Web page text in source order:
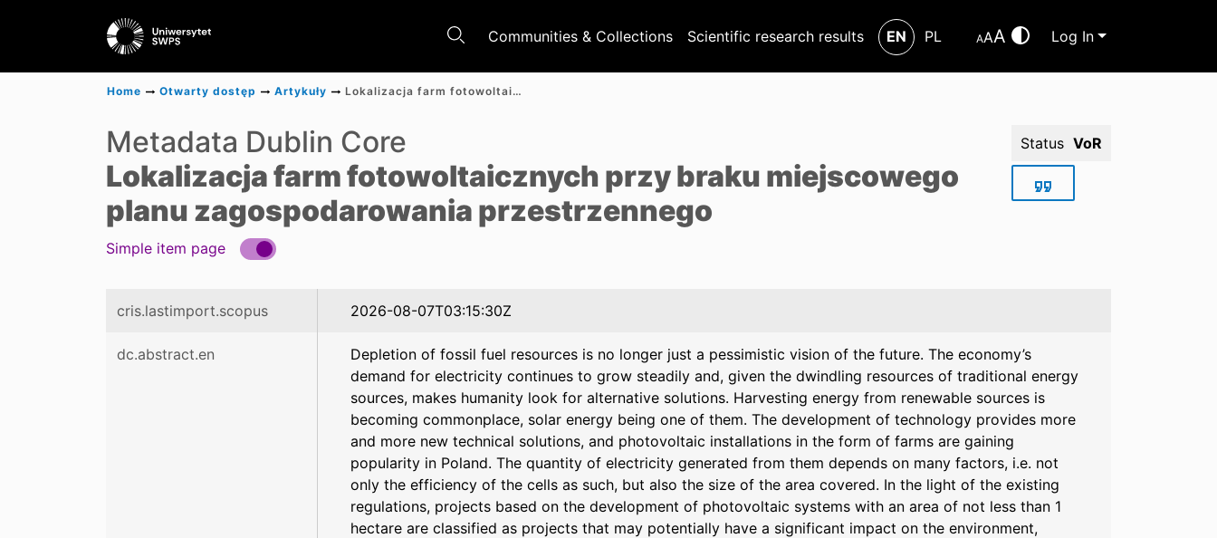
Communities & Collections Scientific research results EN PL AAA Log In
Home Otwarty dostęp Artykuły Lokalizacja farm fotowoltaicznych przy braku miejscowego planu zagospodarowania przestrzennego
Metadata Dublin Core
Lokalizacja farm fotowoltaicznych przy braku miejscowego
planu zagospodarowania przestrzennego
Status VoR
Simple item page
cris.lastimport.scopus 2026-08-07T03:15:30Z
dc.abstract.en
Depletion of fossil fuel resources is no longer just a pessimistic vision of the future. The economy’s
demand for electricity continues to grow steadily and, given the dwindling resources of traditional energy
sources, makes humanity look for alternative solutions. Harvesting energy from renewable sources is
becoming commonplace, solar energy being one of them. The development of technology provides more
and more new technical solutions, and photovoltaic installations in the form of farms are gaining
popularity in Poland. The quantity of electricity generated from them depends on many factors, i.e. not
only the efficiency of the cells as such, but also the size of the area covered. In the light of the existing
regulations, projects based on the development of photovoltaic systems with an area of not less than 1
hectare are classified as projects that may potentially have a significant impact on the environment,